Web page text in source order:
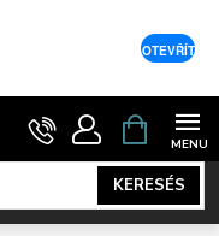
KERESÉS
KOSÁR
OTEVŘÍT